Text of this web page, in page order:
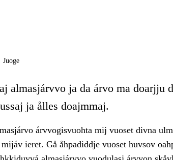
Juoge
almasjárvvo ja da árvo ma doarjju
ja ålles doajmmaj.
árvvogisvuohta mij vuoset divna
ieret. Gå åhpadiddje vuoset huvsov